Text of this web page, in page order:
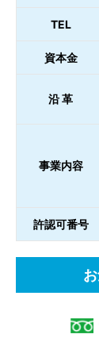
TEL
資本金
沿 革
事業内容
許認可番号